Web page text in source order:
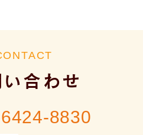
い合わせ
8830